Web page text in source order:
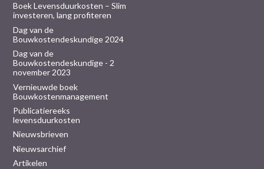
Boek Levensduurkosten – Slim
investeren, lang profiteren
Dag van de
Bouwkostendeskundige 2024
Dag van de
Bouwkostendeskundige - 2
november 2023
Vernieuwde boek
Bouwkostenmanagement
Publicatiereeks
levensduurkosten
Nieuwsbrieven
Nieuwsarchief
Artikelen